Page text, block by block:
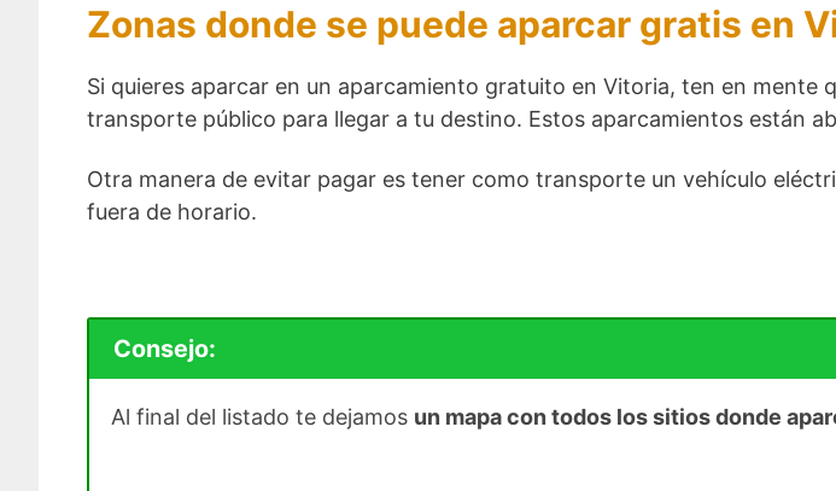
Zonas donde se puede aparcar gratis en
Si quieres aparcar en un aparcamiento gratuito en Vitoria, ten en
transporte público para llegar a tu destino. Estos aparcamientos están
Otra manera de evitar pagar es tener como transporte un vehículo
fuera de horario.
Consejo:
Al final del listado te dejamos un mapa con todos los sitios donde